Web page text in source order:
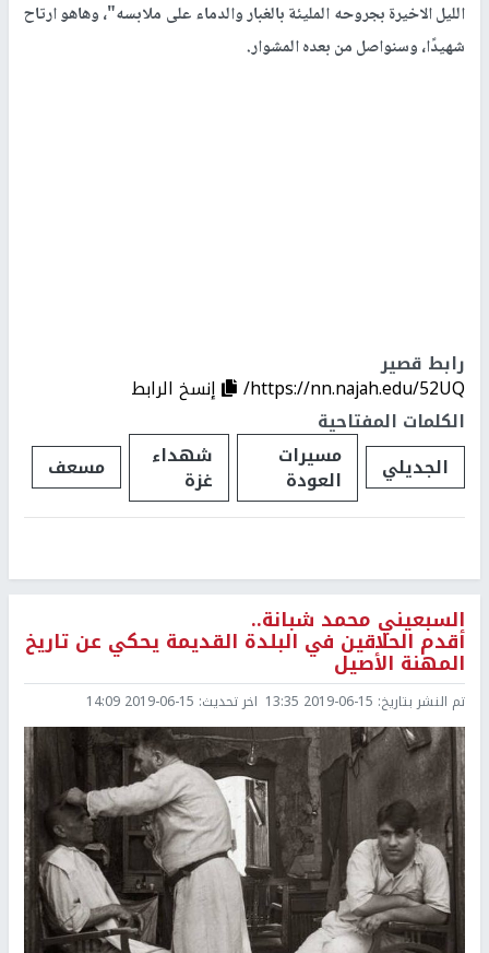
الليل الاخيرة بجروحه المليئة بالغبار والدماء على ملابسه"، وهاهو ارتاح
شهيدًا، وسنواصل من بعده المشوار.
رابط قصير
https://nn.najah.edu/52UQ/
إنسخ الرابط
الكلمات المفتاحية
الجديلي
مسيرات
العودة
شهداء
غزة مسعف
السبعيني محمد شبانة..
أقدم الحلاقين في البلدة القديمة يحكي عن تاريخ
المهنة الأصيل
تم النشر بتاريخ: 2019-06-15 13:35 اخر تحديث: 2019-06-15 14:09